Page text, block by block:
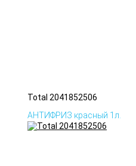
Total 2041852506
АНТИФРИЗ красный 1л.